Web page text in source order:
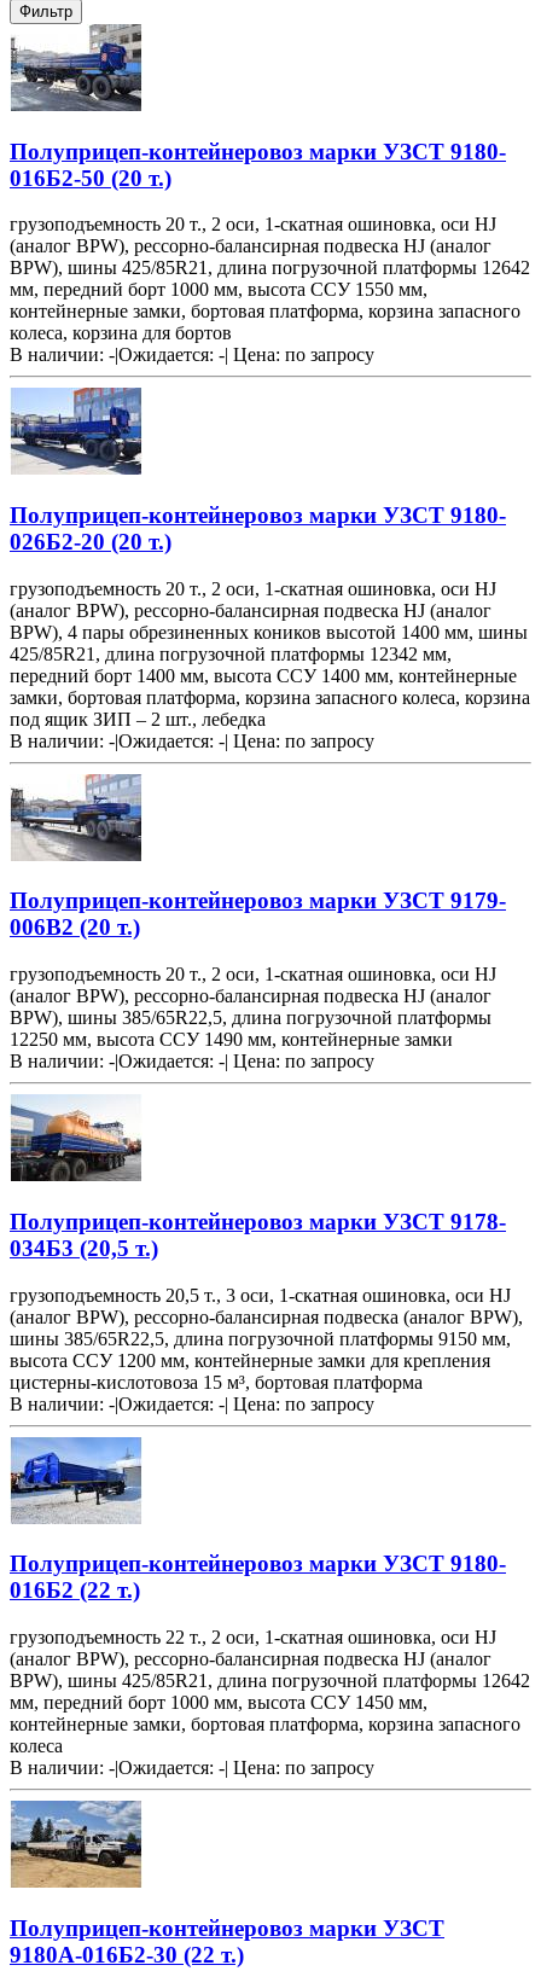
Фильтр
Полуприцеп-контейнеровоз марки УЗСТ 9180-
016Б2-50 (20 т.)
грузоподъемность 20 т., 2 оси, 1-скатная ошиновка, оси HJ
(аналог BPW), рессорно-балансирная подвеска HJ (аналог
BPW), шины 425/85R21, длина погрузочной платформы 12642
мм, передний борт 1000 мм, высота ССУ 1550 мм,
контейнерные замки, бортовая платформа, корзина запасного
колеса, корзина для бортов
В наличии: -|Ожидается: -| Цена: по запросу
Полуприцеп-контейнеровоз марки УЗСТ 9180-
026Б2-20 (20 т.)
грузоподъемность 20 т., 2 оси, 1-скатная ошиновка, оси HJ
(аналог BPW), рессорно-балансирная подвеска HJ (аналог
BPW), 4 пары обрезиненных коников высотой 1400 мм, шины
425/85R21, длина погрузочной платформы 12342 мм,
передний борт 1400 мм, высота ССУ 1400 мм, контейнерные
замки, бортовая платформа, корзина запасного колеса, корзина
под ящик ЗИП – 2 шт., лебедка
В наличии: -|Ожидается: -| Цена: по запросу
Полуприцеп-контейнеровоз марки УЗСТ 9179-
006В2 (20 т.)
грузоподъемность 20 т., 2 оси, 1-скатная ошиновка, оси HJ
(аналог BPW), рессорно-балансирная подвеска HJ (аналог
BPW), шины 385/65R22,5, длина погрузочной платформы
12250 мм, высота ССУ 1490 мм, контейнерные замки
В наличии: -|Ожидается: -| Цена: по запросу
Полуприцеп-контейнеровоз марки УЗСТ 9178-
034Б3 (20,5 т.)
грузоподъемность 20,5 т., 3 оси, 1-скатная ошиновка, оси HJ
(аналог BPW), рессорно-балансирная подвеска (аналог BPW),
шины 385/65R22,5, длина погрузочной платформы 9150 мм,
высота ССУ 1200 мм, контейнерные замки для крепления
цистерны-кислотовоза 15 м³, бортовая платформа
В наличии: -|Ожидается: -| Цена: по запросу
Полуприцеп-контейнеровоз марки УЗСТ 9180-
016Б2 (22 т.)
грузоподъемность 22 т., 2 оси, 1-скатная ошиновка, оси HJ
(аналог BPW), рессорно-балансирная подвеска HJ (аналог
BPW), шины 425/85R21, длина погрузочной платформы 12642
мм, передний борт 1000 мм, высота ССУ 1450 мм,
контейнерные замки, бортовая платформа, корзина запасного
колеса
В наличии: -|Ожидается: -| Цена: по запросу
Полуприцеп-контейнеровоз марки УЗСТ
9180А-016Б2-30 (22 т.)